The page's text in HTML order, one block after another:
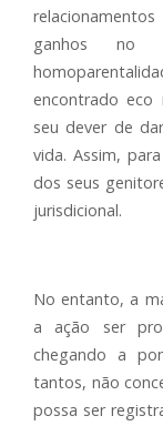
ganhos no
encontrado
seu dever de
vida. Assim,
dos seus
jurisdicional.
No entanto, a
a ação ser
chegando a
tantos, não
possa ser